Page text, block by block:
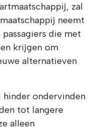
zal
neemt
die met
krijgen om
alternatieven
hinder ondervinden
tot langere
alleen